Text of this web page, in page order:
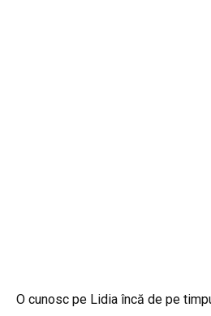
O cunosc pe Lidia încă de pe